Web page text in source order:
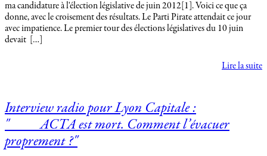
ma candidature à l'élection législative de juin 2012[1]. Voici ce que ça
donne, avec le croisement des résultats. Le Parti Pirate attendait ce jour
avec impatience. Le premier tour des élections législatives du 10 juin
devait […]
Lire la suite
Interview radio pour Lyon Capitale :
"ACTA est mort. Comment l’évacuer
proprement ?"